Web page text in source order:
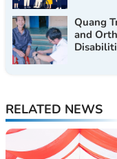
Quang
and
RELATED NEWS